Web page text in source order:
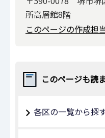
所高層館8階
このページの作成担
このページも読
各区の一覧から探